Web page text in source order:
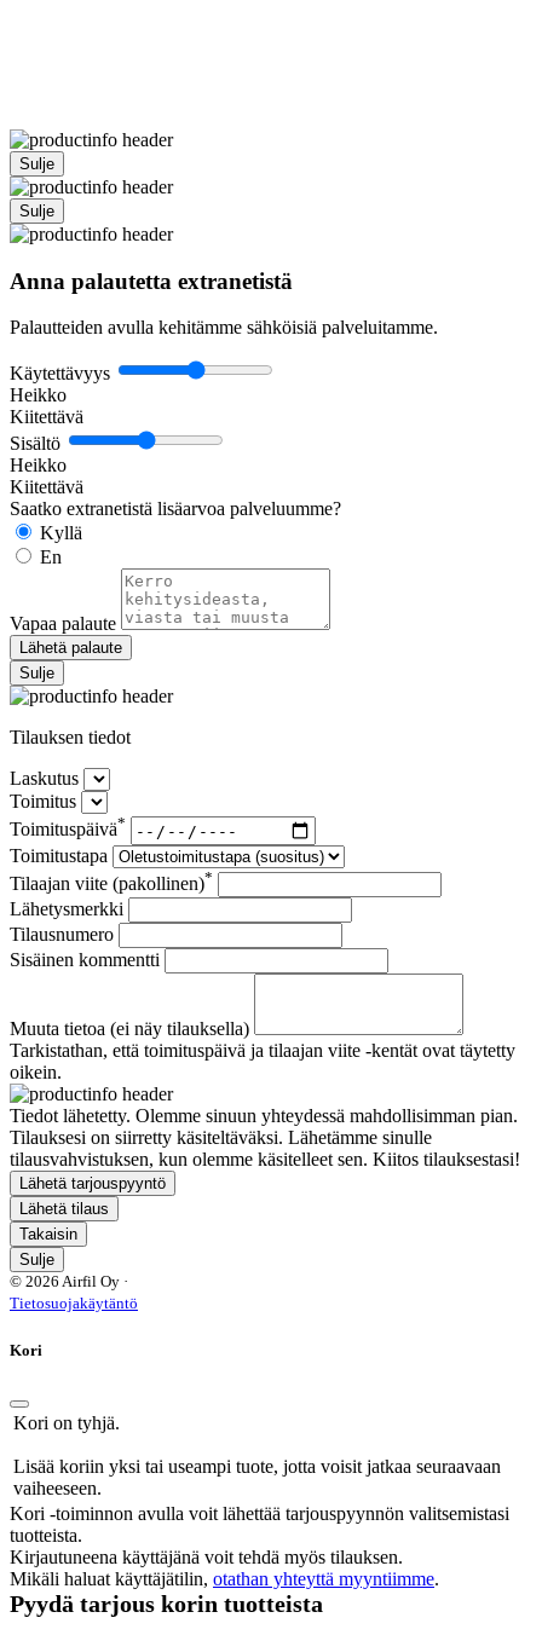
Sulje
Sulje
Anna palautetta extranetistä
Palautteiden avulla kehitämme sähköisiä palveluitamme.
Käytettävyys
Heikko
Kiitettävä
Sisältö
Heikko
Kiitettävä
Saatko extranetistä lisäarvoa palveluumme?
Kyllä
En
Vapaa palaute
Lähetä palaute
Sulje
Tilauksen tiedot
Laskutus
Toimitus
Toimituspäivä*
Toimitustapa
Tilaajan viite (pakollinen)*
Lähetysmerkki
Tilausnumero
Sisäinen kommentti
Muuta tietoa (ei näy tilauksella)
Tarkistathan, että toimituspäivä ja tilaajan viite -kentät ovat täytetty
oikein.
Tiedot lähetetty. Olemme sinuun yhteydessä mahdollisimman pian.
Tilauksesi on siirretty käsiteltäväksi. Lähetämme sinulle
tilausvahvistuksen, kun olemme käsitelleet sen. Kiitos tilauksestasi!
Lähetä tarjouspyyntö
Lähetä tilaus
Takaisin
Sulje
© 2026 Airfil Oy ·
Tietosuojakäytäntö
Kori
Kori on tyhjä.
Lisää koriin yksi tai useampi tuote, jotta voisit jatkaa seuraavaan
vaiheeseen.
Kori -toiminnon avulla voit lähettää tarjouspyynnön valitsemistasi
tuotteista.
Kirjautuneena käyttäjänä voit tehdä myös tilauksen.
Mikäli haluat käyttäjätilin, otathan yhteyttä myyntiimme.
Pyydä tarjous korin tuotteista